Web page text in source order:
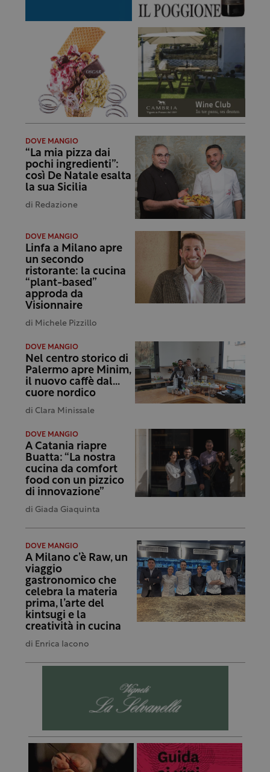
DOVE MANGIO
“La mia pizza dai
pochi ingredienti”:
così De Natale esalta
la sua Sicilia
di Redazione
DOVE MANGIO
Linfa a Milano apre
un secondo
ristorante: la cucina
“plant-based”
approda da
Visionnaire
di Michele Pizzillo
DOVE MANGIO
Nel centro storico di
Palermo apre Minim,
il nuovo caffè dal…
cuore nordico
di Clara Minissale
DOVE MANGIO
A Catania riapre
Buatta: “La nostra
cucina da comfort
food con un pizzico
di innovazione”
di Giada Giaquinta
DOVE MANGIO
A Milano c’è Raw, un
viaggio
gastronomico che
celebra la materia
prima, l’arte del
kintsugi e la
creatività in cucina
di Enrica Iacono